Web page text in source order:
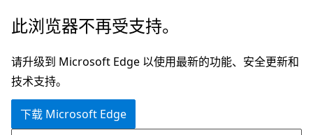
跳
主
要
内
此浏览器不再受支持。
请升级到 Microsoft Edge 以使用最新的功能、安全更新和
技术支持。
下载 Microsoft Edge